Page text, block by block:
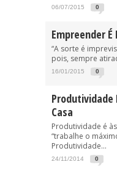
06/07/2015 0
Empreender É
“A sorte é
pois, sempre
16/01/2015 0
Produtividade
Casa
Produtividade é
“trabalhe o
Produtividade...
24/11/2014 0